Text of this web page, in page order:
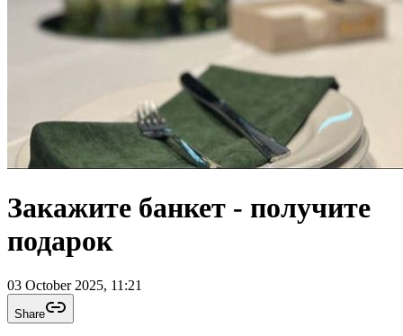
Закажите банкет - получите
подарок
03 October 2025, 11:21
Share